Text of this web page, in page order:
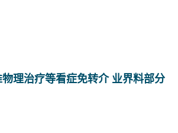
理治疗等看症免转介 业界料部分